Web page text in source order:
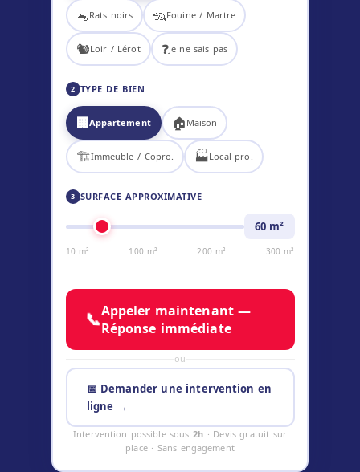
🐁 Rats noirs 🦡Fouine / Martre
🐿️Loir / Lérot ❓Je ne sais pas
2 TYPE DE BIEN
🏢Appartement 🏠 Maison
🏗️Immeuble / Copro. 🏭Local pro.
3 SURFACE APPROXIMATIVE
60m²
10 m² 100 m² 200 m² 300 m²
📞Appeler maintenant —
Réponse immédiate
ou
📅 Demander une intervention en
ligne →
Intervention possible sous2h · Devis gratuit sur
place · Sans engagement